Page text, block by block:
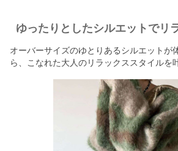
ゆったりとしたシルエットでリ
オーバーサイズのゆとりあるシルエットが
ら、こなれた大人のリラックススタイルを